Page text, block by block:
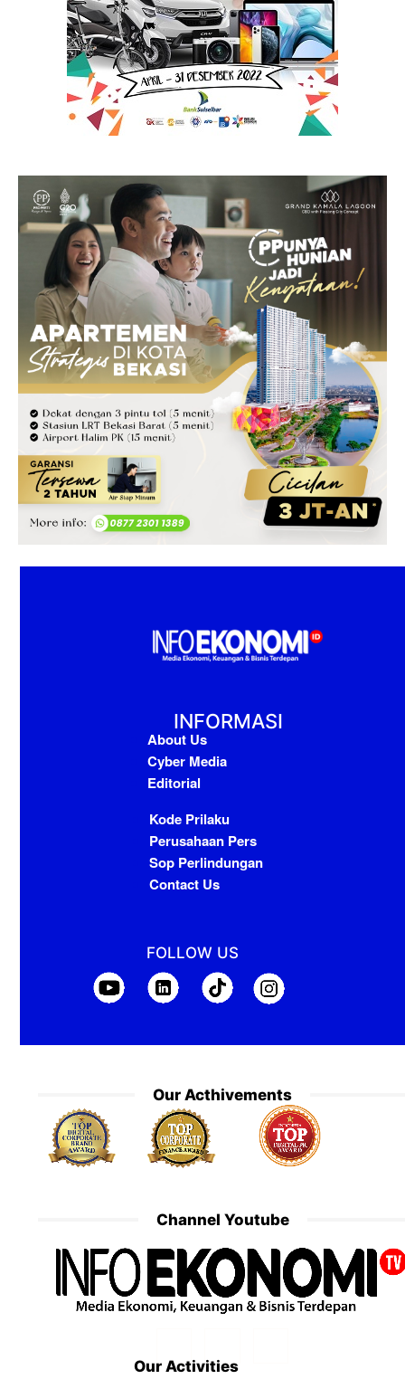
INFORMASI
About Us
Cyber Media
Editorial
Kode Prilaku
Perusahaan Pers
Sop Perlindungan
Contact Us
FOLLOW US
Our Acthivements
Channel Youtube
Our Activities